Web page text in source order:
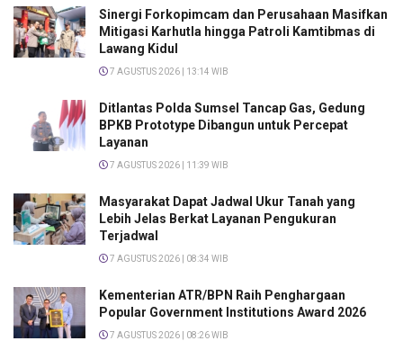
Sinergi Forkopimcam dan Perusahaan Masifkan
Mitigasi Karhutla hingga Patroli Kamtibmas di
Lawang Kidul
7 AGUSTUS 2026 | 13:14 WIB
Ditlantas Polda Sumsel Tancap Gas, Gedung
BPKB Prototype Dibangun untuk Percepat
Layanan
7 AGUSTUS 2026 | 11:39 WIB
Masyarakat Dapat Jadwal Ukur Tanah yang
Lebih Jelas Berkat Layanan Pengukuran
Terjadwal
7 AGUSTUS 2026 | 08:34 WIB
Kementerian ATR/BPN Raih Penghargaan
Popular Government Institutions Award 2026
7 AGUSTUS 2026 | 08:26 WIB